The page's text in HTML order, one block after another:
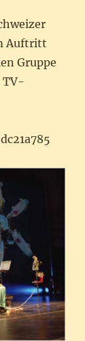
Auftritt
Gruppe
TV-